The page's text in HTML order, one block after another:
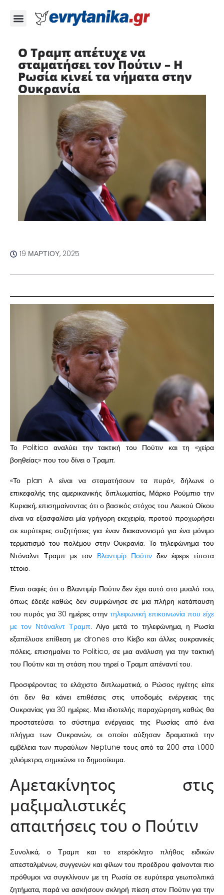
Ο Τραμπ απέτυχε να
σταματήσει τον Πούτιν – Η
Ρωσία κινεί τα νήματα στην
Ουκρανία
19 ΜΑΡΤΊΟΥ, 2025
Το Politico αναλύει την τακτική του Πούτιν και τη «χείρα
βοηθείας» που του δίνει ο Τραμπ.
«Το plan A είναι να σταματήσουν τα πυρά», δήλωνε ο
επικεφαλής της αμερικανικής διπλωματίας, Μάρκο Ρούμπιο την
Κυριακή, επισημαίνοντας ότι ο βασικός στόχος του Λευκού Οίκου
είναι να εξασφαλίσει μία γρήγορη εκεχειρία, προτού προχωρήσει
σε ευρύτερες συζητήσεις για έναν διακανονισμό για ένα μόνιμο
τερματισμό του πολέμου στην Ουκρανία. Το τηλεφώνημα του
Ντόναλντ Τραμπ με τον Βλαντιμίρ Πούτινδεν έφερε τίποτα
τέτοιο.
Είναι σαφές ότι ο Βλαντιμίρ Πούτιν δεν έχει αυτό στο μυαλό του,
όπως έδειξε καθώς δεν συμφώνησε σε μια πλήρη κατάπαυση
του πυρός για 30 ημέρες στηντηλεφωνική επικοινωνία που είχε
με τον Ντόναλντ Τραμπ. Λίγο μετά το τηλεφώνημα, η Ρωσία
εξαπέλυσε επίθεση με drones στο Κίεβο και άλλες ουκρανικές
πόλεις, επισημαίνει το Politico, σε μια ανάλυση για την τακτική
του Πούτιν και τη στάση που τηρεί ο Τραμπ απέναντί του.
Προσφέροντας το ελάχιστο διπλωματικά, ο Ρώσος ηγέτης είπε
ότι δεν θα κάνει επιθέσεις στις υποδομές ενέργειας της
Ουκρανίας για 30 ημέρες. Μια ιδιοτελής παραχώρηση, καθώς θα
προστατεύσει το σύστημα ενέργειας της Ρωσίας από ένα
πλήγμα των Ουκρανών, οι οποίοι αύξησαν δραματικά την
εμβέλεια των πυραύλων Neptune τους από τα 200 στα 1.000
χιλιόμετρα, σημειώνει το δημοσίευμα.
Αμετακίνητος στις
μαξιμαλιστικές
απαιτήσεις του ο Πούτιν
Συνολικά, ο Τραμπ και το ετερόκλητο πλήθος ειδικών
απεσταλμένων, συγγενών και φίλων του προέδρου φαίνονται πιο
πρόθυμοι να συγκλίνουν με τη Ρωσία σε ευρύτερα γεωπολιτικά
ζητήματα, παρά να ασκήσουν σκληρή πίεση στον Πούτιν για την